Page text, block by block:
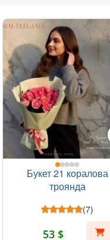
Букет 21 коралова
троянда
(7)
53 $